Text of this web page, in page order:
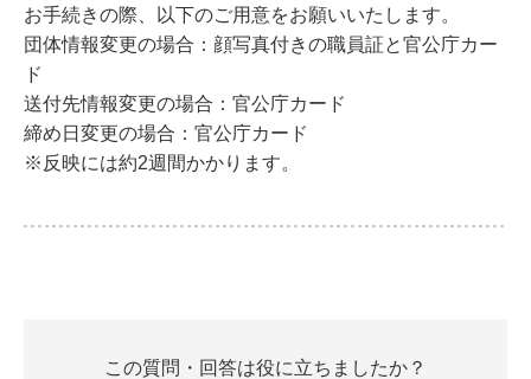
お手続きの際、以下のご用意をお願いいたします。
団体情報変更の場合：顔写真付きの職員証と官公庁カー
ド
送付先情報変更の場合：官公庁カード
締め日変更の場合：官公庁カード
※反映には約2週間かかります。
この質問・回答は役に立ちましたか？